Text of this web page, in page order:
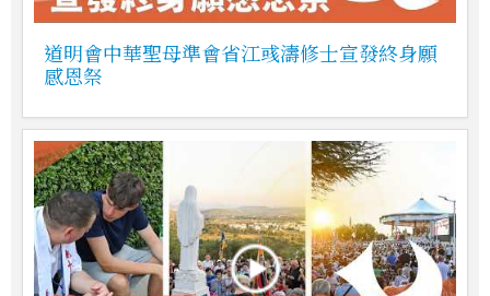
道明會中華聖母準會省江彧濤修士宣發終身願
感恩祭